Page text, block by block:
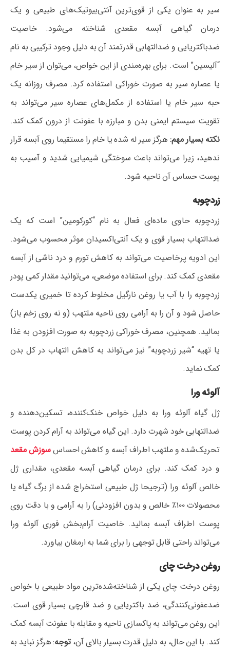
سیر به عنوان یکی از قوی‌ترین آنتی‌بیوتیک‌های طبیعی و یک
درمان گیاهی آبسه مقعدی شناخته می‌شود. خاصیت
ضدباکتریایی و ضدالتهابی قدرتمند آن به دلیل وجود ترکیبی به نام
“آلیسین” است. برای بهره‌مندی از این خواص، می‌توان از سیر خام
یا عصاره سیر به صورت خوراکی استفاده کرد. مصرف روزانه یک
حبه سیر خام یا استفاده از مکمل‌های عصاره سیر می‌تواند به
تقویت سیستم ایمنی بدن و مبارزه با عفونت از درون کمک کند.
نکته بسیار مهم:هرگز سیر له شده یا خام را مستقیما روی آبسه قرار
ندهید، زیرا می‌تواند باعث سوختگی شیمیایی شدید و آسیب به
پوست حساس آن ناحیه شود.
زردچوبه
زردچوبه حاوی ماده‌ای فعال به نام “کورکومین” است که یک
ضدالتهاب بسیار قوی و یک آنتی‌اکسیدان موثر محسوب می‌شود.
این ادویه پرخاصیت می‌تواند به کاهش تورم و درد ناشی از آبسه
مقعدی کمک کند. برای استفاده موضعی، می‌توانید مقدار کمی پودر
زردچوبه را با آب یا روغن نارگیل مخلوط کرده تا خمیری یکدست
حاصل شود و آن را به آرامی روی ناحیه ملتهب (و نه روی زخم باز)
بمالید. همچنین، مصرف خوراکی زردچوبه به صورت افزودن به غذا
یا تهیه “شیر زردچوبه” نیز می‌تواند به کاهش التهاب در کل بدن
کمک نماید.
آلوئه ورا
ژل گیاه آلوئه ورا به دلیل خواص خنک‌کننده، تسکین‌دهنده و
ضدالتهابی خود شهرت دارد. این گیاه می‌تواند به آرام کردن پوست
تحریک‌شده و ملتهب اطراف آبسه و کاهش احساسسوزش مقعد
و درد کمک کند. برای درمان گیاهی آبسه مقعدی، مقداری ژل
خالص آلوئه ورا (ترجیحا ژل طبیعی استخراج شده از برگ گیاه یا
محصولات ۱۰۰٪ خالص و بدون افزودنی) را به آرامی و با دقت روی
پوست اطراف آبسه بمالید. خاصیت آرام‌بخش فوری آلوئه ورا
می‌تواند راحتی قابل توجهی را برای شما به ارمغان بیاورد.
روغن درخت چای
روغن درخت چای یکی از شناخته‌شده‌ترین مواد طبیعی با خواص
ضدعفونی‌کنندگی، ضد باکتریایی و ضد قارچی بسیار قوی است.
این روغن می‌تواند به پاکسازی ناحیه و مقابله با عفونت آبسه کمک
کند. با این حال، به دلیل قدرت بسیار بالای آن،توجه: هرگز نباید به